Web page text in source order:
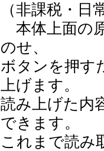
（非課税・日
本体上面の
のせ、
ボタンを押す
上げます。
読み上げた内
できます。
これまで読み